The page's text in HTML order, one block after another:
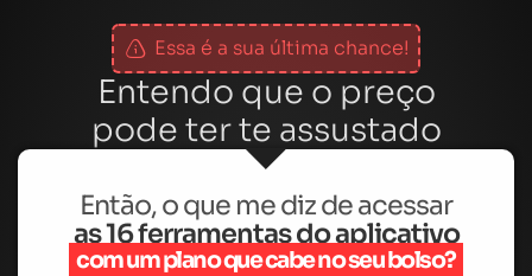
Essa é a sua última chance!
Entendo que o preço
pode ter te assustado
Então, o que me diz de acessar
as 16 ferramentas do aplicativo
com um plano que cabe no seu bolso?